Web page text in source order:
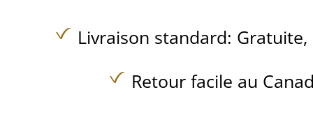
Livraison standard: Gratuite,
Retour facile au